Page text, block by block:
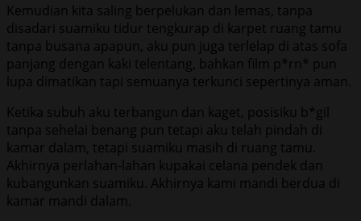
Kemudian kita saling berpelukan dan lemas, tanpa
disadari suamiku tidur tengkurap di karpet ruang tamu
tanpa busana apapun, aku pun juga terlelap di atas sofa
panjang dengan kaki telentang, bahkan film p*rn* pun
lupa dimatikan tapi semuanya terkunci sepertinya aman.
Ketika subuh aku terbangun dan kaget, posisiku b*gil
tanpa sehelai benang pun tetapi aku telah pindah di
kamar dalam, tetapi suamiku masih di ruang tamu.
Akhirnya perlahan-lahan kupakai celana pendek dan
kubangunkan suamiku. Akhirnya kami mandi berdua di
kamar mandi dalam.